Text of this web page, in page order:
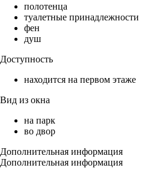
полотенца
туалетные принадлежности
фен
душ
Доступность
находится на первом этаже
Вид из окна
на парк
во двор
Дополнительная информация
Дополнительная информация